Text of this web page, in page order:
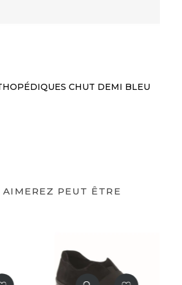
CHUT DEMI BLEU
AIMEREZ PEUT ÊTRE